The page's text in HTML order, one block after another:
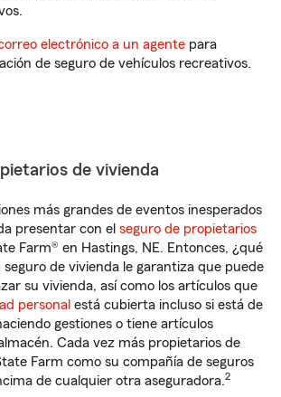
electrónico a un agente para
de seguro de vehículos recreativos.
de vivienda
más grandes de eventos inesperados
presentar con el seguro de propietarios
Farm® en Hastings, NE. Entonces, ¿qué
seguro de vivienda le garantiza que puede
su vivienda, así como los artículos que
personal está cubierta incluso si está de
gestiones o tiene artículos
Cada vez más propietarios de
Farm como su compañía de seguros
de cualquier otra aseguradora.2